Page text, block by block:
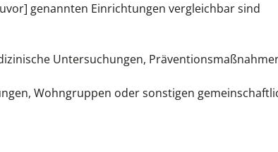
genannten Einrichtungen vergleichbar sind
Untersuchungen,
Wohngruppen oder sonstigen